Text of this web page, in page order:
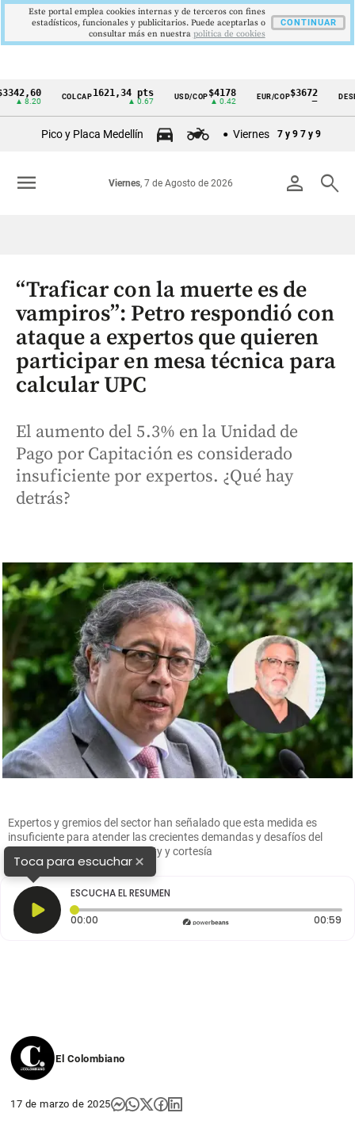
Cintillo
Colombia
COLCAP1621,34 pts USD/COP$4178
▲ 0.42
EUR/COP$3672
—
Pico y Placa Medellín Viernes 7 y 9 7 y 9
person search
Viernes, 7 de Agosto de 2026
menu
“Traficar con la muerte es de
vampiros”: Petro respondió con
ataque a expertos que quieren
participar en mesa técnica para
calcular UPC
El aumento del 5.3% en la Unidad de
Pago por Capitación es considerado
insuficiente por expertos. ¿Qué hay
detrás?
Expertos y gremios del sector han señalado que esta medida es
insuficiente para atender las crecientes demandas y desafíos del
sistema de salud. FOTOS: Getty y cortesía
Toca para escuchar×
ESCUCHA EL RESUMEN
00:00 Tiempo transcurrido: 0 segundos 00:59
El Colombiano
17 de marzo de 2025
Este portal emplea cookies internas y de terceros con fines
estadísticos, funcionales y publicitarios. Puede aceptarlas o
consultar más en nuestra politica de cookies
CONTINUAR